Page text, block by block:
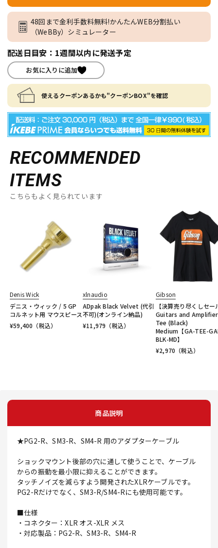
48回まで金利手数料無料!かんたんWEB分割払い
（WeBBy）シミュレーター
配送日目安：1週間以内に発送予定
お気に入りに追加
使えるクーポンあるかも"クーポンBOX"を確認
RECOMMENDED
ITEMS
こちらもよく見られています
Denis Wick
デニス・ウィック / 5 GP
コルネット用 マウスピース
¥59,400 （税込）
xlnaudio
ADpak Black Velvet (代引
不可)(オンライン納品)
¥11,979 （税込）
Gibson
【決算売り尽くしセー
Guitars and
Tee (Black)
Medium【GA-TEE-
BLK-MD】
¥2,970 （税込）
商品説明
★PG2-R、SM3-R、SM4-R 用のアダプターケーブル
ショックマウント後部の穴に通して使うことで、ケーブル
からの振動を最小限に抑えることができます。
タッチノイズを減らすよう開発されたXLRケーブルです。
PG2-Rだけでなく、SM3-R/SM4-Rにも使用可能です。
■仕様
・コネクター：XLR オス-XLR メス
・対応製品：PG2-R、SM3-R、SM4-R